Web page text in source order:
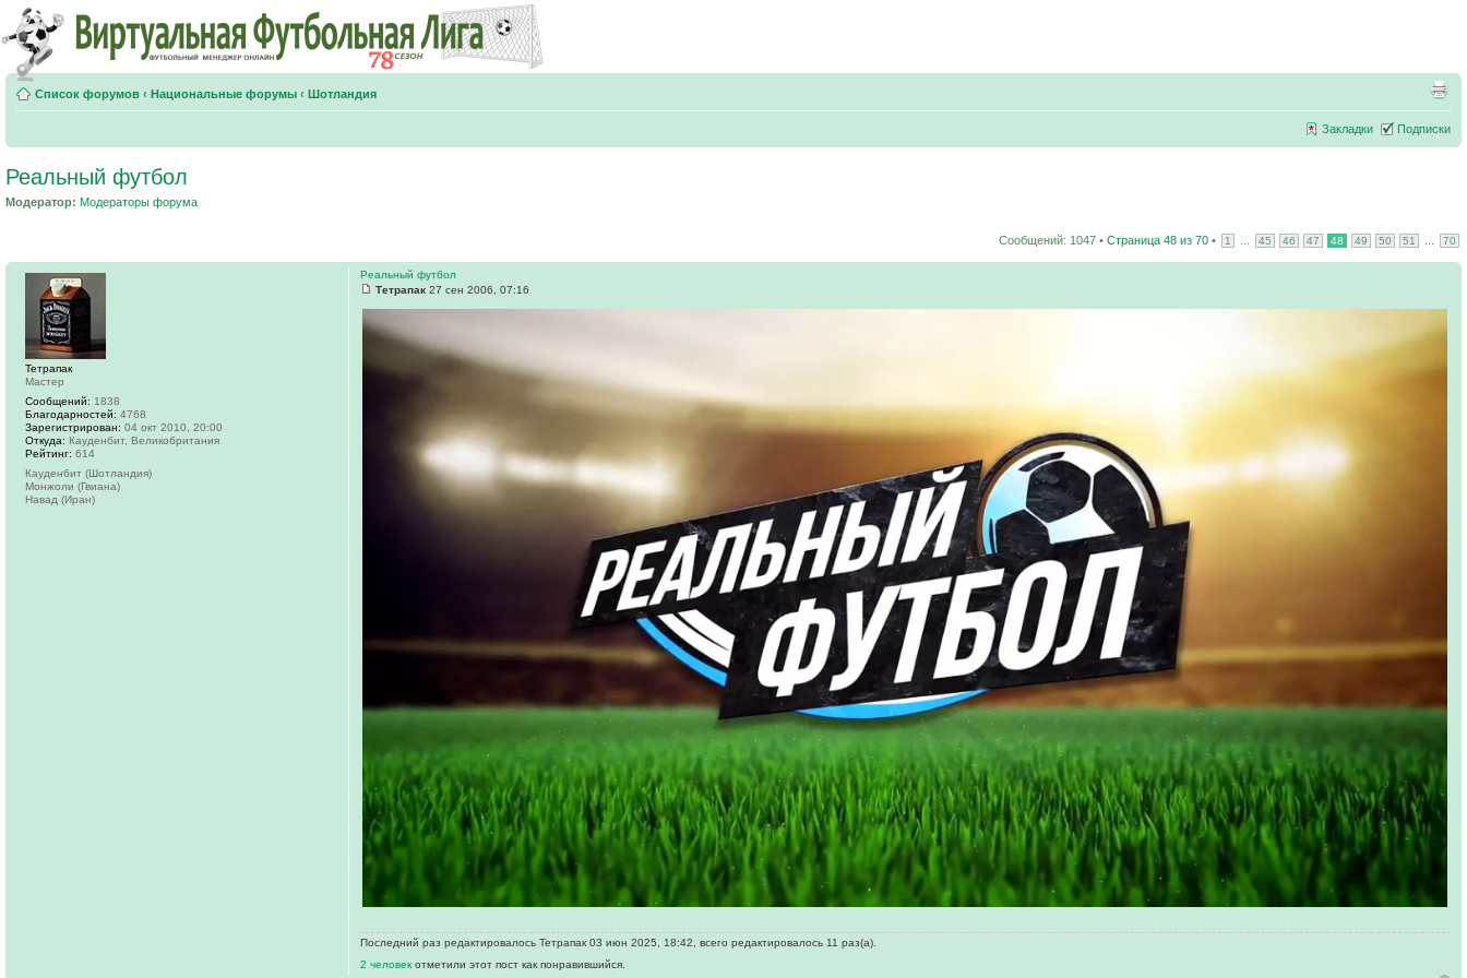
Список форумов ‹ Национальные форумы ‹ Шотландия
Закладки Подписки
Реальный футбол
Модератор: Модераторы форума
Сообщений: 1047 • Страница 48 из 70 • 1 45 46 47 48 49 50 51 70
Реальный футбол
Тетрапак 27 сен 2006, 07:16
Последний раз редактировалось Тетрапак 03 июн 2025, 18:42, всего редактировалось 11 раз(а).
2 человекотметили этот пост как понравившийся.
Тетрапак
Мастер
Сообщений: 1838
Благодарностей: 4768
Зарегистрирован: 04 окт 2010, 20:00
Откуда: Кауденбит, Великобритания
Рейтинг: 614
Кауденбит (Шотландия)
Монжоли (Гвиана)
Навад (Иран)